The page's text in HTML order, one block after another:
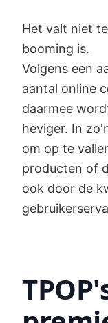
Het valt niet
booming is.
Volgens een
aantal online
daarmee
heviger. In
om op te
producten of
ook door de